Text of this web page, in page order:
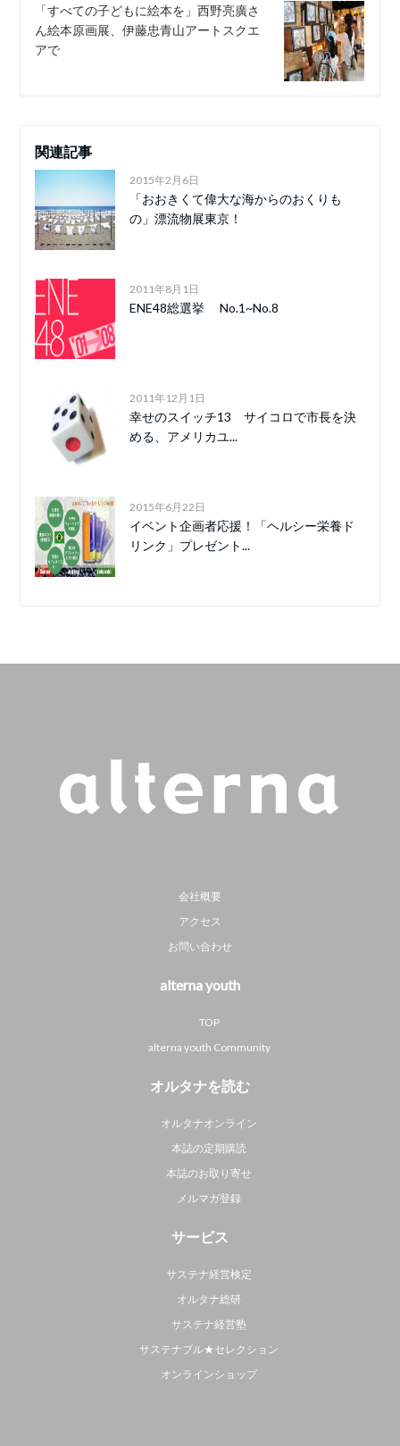
「すべての子どもに絵本を」西野亮廣さ
ん絵本原画展、伊藤忠青山アートスクエ
アで
関連記事
2015年2月6日
「おおきくて偉大な海からのおくりも
の」漂流物展東京！
2011年8月1日
ENE48総選挙 No.1~No.8
2011年12月1日
幸せのスイッチ13 サイコロで市長を決
める、アメリカユ...
2015年6月22日
イベント企画者応援！「ヘルシー栄養ド
リンク」プレゼント...
会社概要
アクセス
お問い合わせ
alterna youth
TOP
alterna youth Community
オルタナを読む
オルタナオンライン
本誌の定期購読
本誌のお取り寄せ
メルマガ登録
サービス
サステナ経営検定
オルタナ総研
サステナ経営塾
サステナブル★セレクション
オンラインショップ